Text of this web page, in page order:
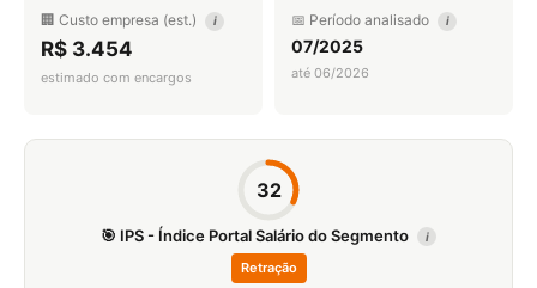
🏢 Custo empresa (est.) i
R$ 3.454
estimado com encargos
📅 Período analisado i
07/2025
até 06/2026
32
🎯 IPS - Índice Portal Salário do Segmento i
Retração